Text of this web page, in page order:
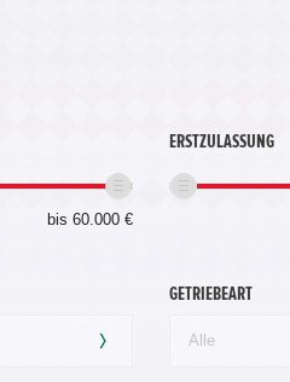
bis 60.000 €
ERSTZULASSUNG
GETRIEBEART